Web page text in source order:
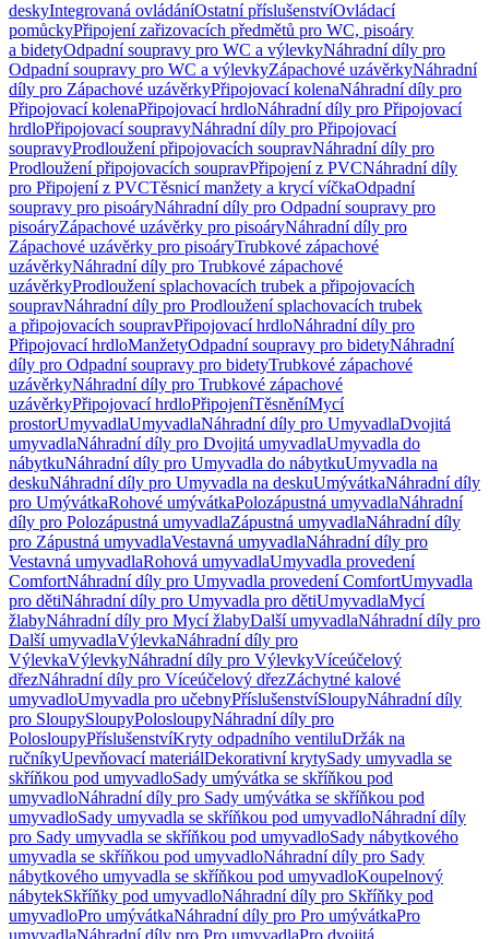
deskyIntegrovaná ovládáníOstatní příslušenstvíOvládací
pomůckyPřipojení zařizovacích předmětů pro WC, pisoáry
a bidetyOdpadní soupravy pro WC a výlevkyNáhradní díly pro
Odpadní soupravy pro WC a výlevkyZápachové uzávěrkyNáhradní
díly pro Zápachové uzávěrkyPřipojovací kolenaNáhradní díly pro
Připojovací kolenaPřipojovací hrdloNáhradní díly pro Připojovací
hrdloPřipojovací soupravyNáhradní díly pro Připojovací
soupravyProdloužení připojovacích soupravNáhradní díly pro
Prodloužení připojovacích soupravPřipojení z PVCNáhradní díly
pro Připojení z PVCTěsnicí manžety a krycí víčkaOdpadní
soupravy pro pisoáryNáhradní díly pro Odpadní soupravy pro
pisoáryZápachové uzávěrky pro pisoáryNáhradní díly pro
Zápachové uzávěrky pro pisoáryTrubkové zápachové
uzávěrkyNáhradní díly pro Trubkové zápachové
uzávěrkyProdloužení splachovacích trubek a připojovacích
soupravNáhradní díly pro Prodloužení splachovacích trubek
a připojovacích soupravPřipojovací hrdloNáhradní díly pro
Připojovací hrdloManžetyOdpadní soupravy pro bidetyNáhradní
díly pro Odpadní soupravy pro bidetyTrubkové zápachové
uzávěrkyNáhradní díly pro Trubkové zápachové
uzávěrkyPřipojovací hrdloPřipojeníTěsněníMycí
prostorUmyvadlaUmyvadlaNáhradní díly pro UmyvadlaDvojitá
umyvadlaNáhradní díly pro Dvojitá umyvadlaUmyvadla do
nábytkuNáhradní díly pro Umyvadla do nábytkuUmyvadla na
deskuNáhradní díly pro Umyvadla na deskuUmývátkaNáhradní díly
pro UmývátkaRohové umývátkaPolozápustná umyvadlaNáhradní
díly pro Polozápustná umyvadlaZápustná umyvadlaNáhradní díly
pro Zápustná umyvadlaVestavná umyvadlaNáhradní díly pro
Vestavná umyvadlaRohová umyvadlaUmyvadla provedení
ComfortNáhradní díly pro Umyvadla provedení ComfortUmyvadla
pro dětiNáhradní díly pro Umyvadla pro dětiUmyvadlaMycí
žlabyNáhradní díly pro Mycí žlabyDalší umyvadlaNáhradní díly pro
Další umyvadlaVýlevkaNáhradní díly pro
VýlevkaVýlevkyNáhradní díly pro VýlevkyVíceúčelový
dřezNáhradní díly pro Víceúčelový dřezZáchytné kalové
umyvadloUmyvadla pro učebnyPříslušenstvíSloupyNáhradní díly
pro SloupySloupyPolosloupyNáhradní díly pro
PolosloupyPříslušenstvíKryty odpadního ventiluDržák na
ručníkyUpevňovací materiálDekorativní krytySady umyvadla se
skříňkou pod umyvadloSady umývátka se skříňkou pod
umyvadloNáhradní díly pro Sady umývátka se skříňkou pod
umyvadloSady umyvadla se skříňkou pod umyvadloNáhradní díly
pro Sady umyvadla se skříňkou pod umyvadloSady nábytkového
umyvadla se skříňkou pod umyvadloNáhradní díly pro Sady
nábytkového umyvadla se skříňkou pod umyvadloKoupelnový
nábytekSkříňky pod umyvadloNáhradní díly pro Skříňky pod
umyvadloPro umývátkaNáhradní díly pro Pro umývátkaPro
umyvadlaNáhradní díly pro Pro umyvadlaPro dvojitá